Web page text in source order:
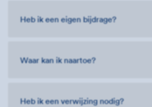
Heb ik een eigen bijdrage?
Waar kan ik naartoe?
Heb ik een verwijzing nodig?